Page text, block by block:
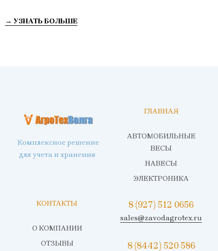
→ УЗНАТЬ БОЛЬШЕ
Комплексное решение
для учета и хранения
ГЛАВНАЯ
АВТОМОБИЛЬНЫЕ
ВЕСЫ
НАВЕСЫ
ЭЛЕКТРОНИКА
КОНТАКТЫ
О КОМПАНИИ
ОТЗЫВЫ
8 (927) 512 0656
sales@zavodagrotex.ru
8 (8442) 520 586